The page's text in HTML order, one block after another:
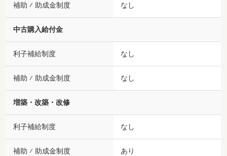
補助 ⁄ 助成金制度 なし
中古購入給付金
利子補給制度 なし
補助 ⁄ 助成金制度 なし
増築・改築・改修
利子補給制度 なし
補助 ⁄ 助成金制度 あり